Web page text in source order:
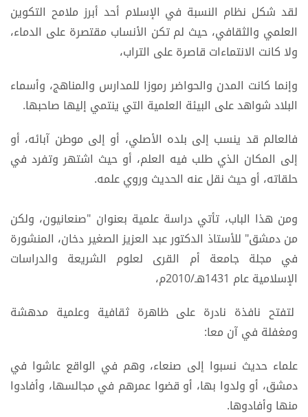
لقد شكل نظام النسبة في الإسلام أحد أبرز ملامح التكوين
العلمي والثقافي، حيث لم تكن الأنساب مقتصرة على الدماء،
ولا كانت الانتماءات قاصرة على التراب،
وإنما كانت المدن والحواضر رموزا للمدارس والمناهج، وأسماء
البلاد شواهد على البيئة العلمية التي ينتمي إليها صاحبها.
فالعالم قد ينسب إلى بلده الأصلي، أو إلى موطن آبائه، أو
إلى المكان الذي طلب فيه العلم، أو حيث اشتهر وتفرد في
حلقاته، أو حيث نقل عنه الحديث وروي علمه.
ومن هذا الباب، تأتي دراسة علمية بعنوان "صنعانيون، ولكن
من دمشق" للأستاذ الدكتور عبد العزيز الصغير دخان، المنشورة
في مجلة جامعة أم القرى لعلوم الشريعة والدراسات
الإسلامية عام 1431هـ/2010م،
لتفتح نافذة نادرة على ظاهرة ثقافية وعلمية مدهشة
ومغفلة في آن معا:
علماء حديث نسبوا إلى صنعاء، وهم في الواقع عاشوا في
دمشق، أو ولدوا بها، أو قضوا عمرهم في مجالسها، وأفادوا
منها وأفادوها.